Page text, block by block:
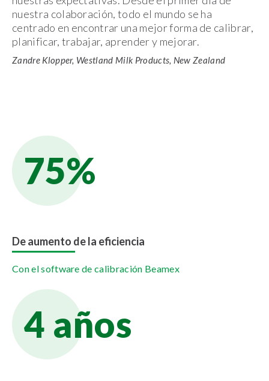
nuestra colaboración, todo el mundo se ha
centrado en encontrar una mejor forma de calibrar,
planificar, trabajar, aprender y mejorar.
Zandre Klopper, Westland Milk Products, New Zealand
75%
De aumento de la eficiencia
Con el software de calibración Beamex
4 años